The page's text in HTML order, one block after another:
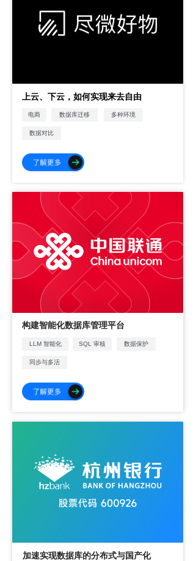
上云、下云，如何实现来去自由
电商 数据库迁移 多种环境
数据对比
加速实现数据库的分布式与国产化
构建智能化数据库管理平台
LLM 智能化 SQL 审核 数据保护
同步与多活